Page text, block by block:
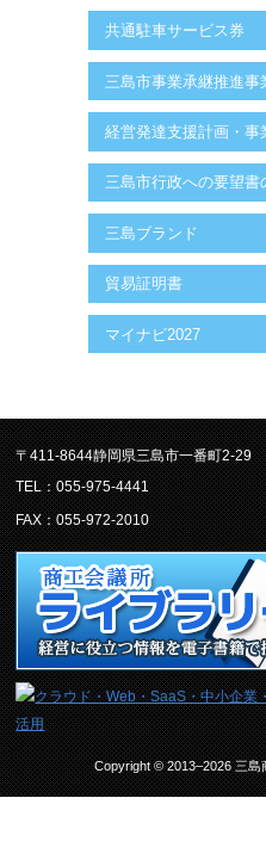
共通駐車サービス券
三島市事業承継推進事
経営発達支援計画・
三島市行政への要望書
三島ブランド
貿易証明書
マイナビ2027
〒411-8644静岡県三島市一番町2-29
TEL：055-975-4441
FAX：055-972-2010
Copyright © 2013–2026 三